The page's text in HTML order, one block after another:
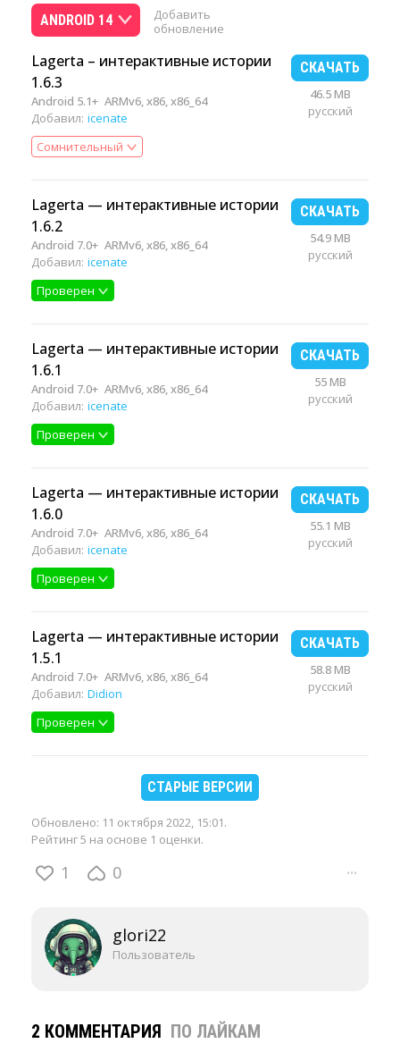
ANDROID 14
Добавить
обновление
Lagerta – интерактивные истории
1.6.3
Android 5.1+ ARMv6, x86, x86_64
Добавил: icenate
Сомнительный
СКАЧАТЬ
46.5 MB
русский
Lagerta — интерактивные истории
1.6.2
Android 7.0+ ARMv6, x86, x86_64
Добавил: icenate
Проверен
СКАЧАТЬ
54.9 MB
русский
Lagerta — интерактивные истории
1.6.1
Android 7.0+ ARMv6, x86, x86_64
Добавил: icenate
Проверен
СКАЧАТЬ
55 MB
русский
Lagerta — интерактивные истории
1.6.0
Android 7.0+ ARMv6, x86, x86_64
Добавил: icenate
Проверен
СКАЧАТЬ
55.1 MB
русский
Lagerta — интерактивные истории
1.5.1
Android 7.0+ ARMv6, x86, x86_64
Добавил: Didion
Проверен
СКАЧАТЬ
58.8 MB
русский
СТАРЫЕ ВЕРСИИ
Обновлено: 11 октября 2022, 15:01.
Рейтинг 5 на основе 1 оценки.
1 0 ···
glori22
Пользователь
2 КОММЕНТАРИЯ ПО ЛАЙКАМ